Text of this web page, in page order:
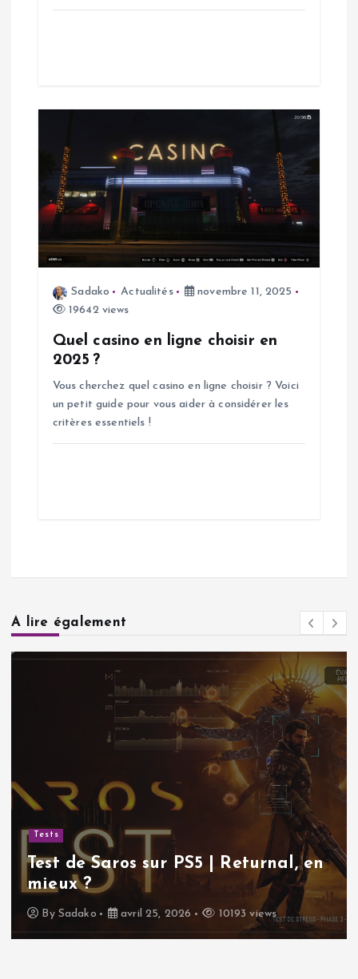
Sadako Actualités
novembre 11, 2025
19642 views
Quel casino en ligne choisir en
2025 ?
Vous cherchez quel casino en ligne choisir ? Voici
un petit guide pour vous aider à considérer les
critères essentiels !
A lire également
Tests
Test de Saros sur PS5 | Returnal, en
mieux ?
By Sadako avril 25, 2026 10193 views